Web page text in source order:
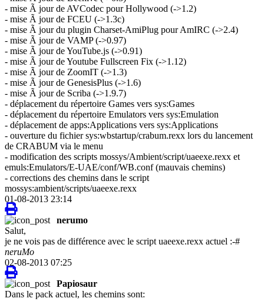
- mise Ã jour de AVCodec pour Hollywood (->1.2)
- mise Ã jour de FCEU (->1.3c)
- mise Ã jour du plugin Charset-AmiPlug pour AmIRC (->2.4)
- mise Ã jour de VAMP (->0.97)
- mise Ã jour de YouTube.js (->0.91)
- mise Ã jour de Youtube Fullscreen Fix (->1.12)
- mise Ã jour de ZoomIT (->1.3)
- mise Ã jour de GenesisPlus (->1.6)
- mise Ã jour de Scriba (->1.9.7)
- déplacement du répertoire Games vers sys:Games
- déplacement du répertoire Emulators vers sys:Emulation
- déplacement de apps:Applications vers sys:Applications
- ouverture du fichier sys:wbstartup/crabum.rexx lors du lancement
de CRABUM via le menu
- modification des scripts mossys/Ambient/script/uaeexe.rexx et
emuls:Emulators/E-UAE/conf/WB.conf (mauvais chemins)
- corrections des chemins dans le script
mossys:ambient/scripts/uaeexe.rexx
01-08-2013 23:14
nerumo
Salut,
je ne vois pas de différence avec le script uaeexe.rexx actuel :-#
neruMo
02-08-2013 07:25
Papiosaur
Dans le pack actuel, les chemins sont: